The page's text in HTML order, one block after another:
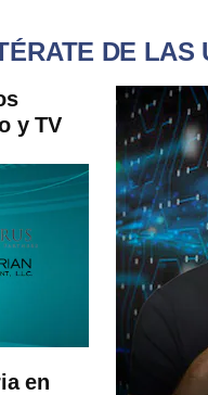
DE LAS
y TV
en